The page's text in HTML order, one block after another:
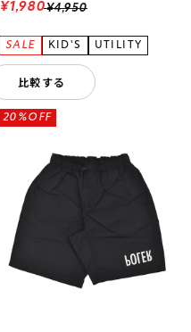
¥4,950
¥1,980
比較する
20%OFF